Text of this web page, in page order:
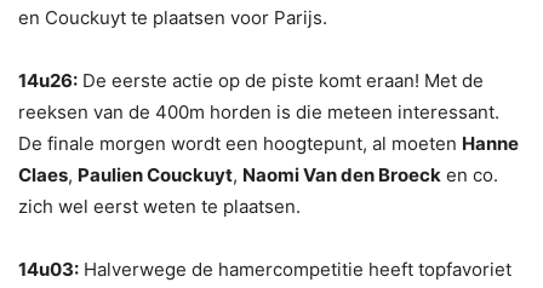
en Couckuyt te plaatsen voor Parijs.
14u26: De eerste actie op de piste komt eraan! Met de
reeksen van de 400m horden is die meteen interessant.
De finale morgen wordt een hoogtepunt, al moeten Hanne
Claes, Paulien Couckuyt, Naomi Van den Broeck en co.
zich wel eerst weten te plaatsen.
14u03: Halverwege de hamercompetitie heeft topfavoriet